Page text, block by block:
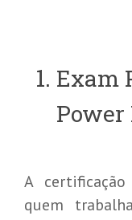
Exam
Power
A
quem